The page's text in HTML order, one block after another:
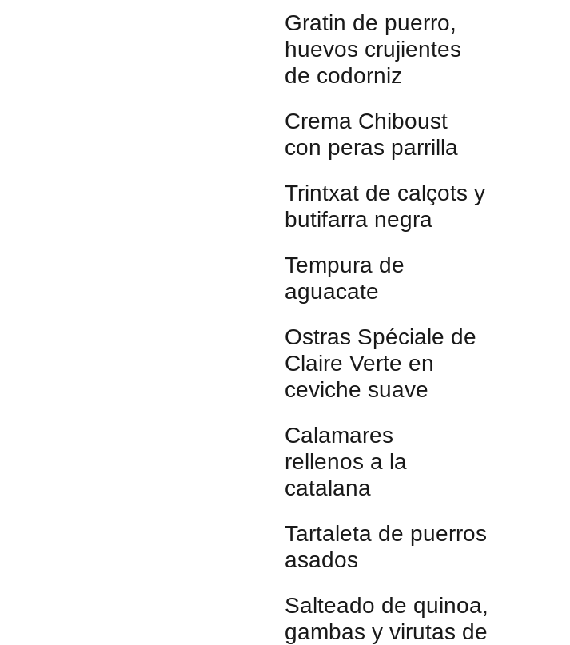
Gratin de puerro,
huevos crujientes
de codorniz
Crema Chiboust
con peras parrilla
Trintxat de calçots y
butifarra negra
Tempura de
aguacate
Ostras Spéciale de
Claire Verte en
ceviche suave
Calamares
rellenos a la
catalana
Tartaleta de puerros
asados
Salteado de quinoa,
gambas y virutas de